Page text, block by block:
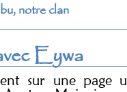
notre clan
Eywa
sur une page